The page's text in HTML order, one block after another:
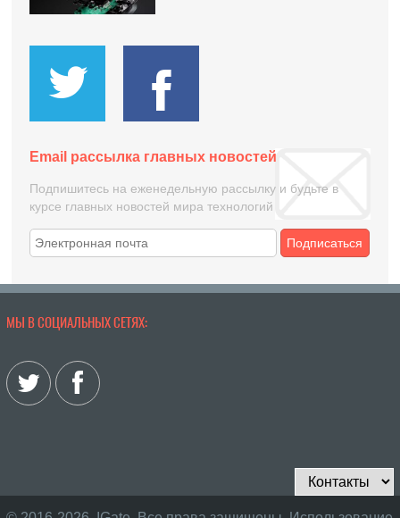
Email рассылка главных новостей
Подпишитесь на еженедельную рассылку и будьте в
курсе главных новостей мира технологий
Подписаться
МЫ В СОЦИАЛЬНЫХ СЕТЯХ: